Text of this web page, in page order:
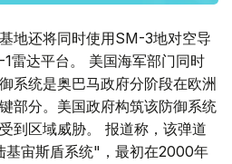
地还将同时使用SM-3地对空导
雷达平台。 美国海军部门同时
系统是奥巴马政府分阶段在欧洲
部分。美国政府构筑该防御系统
到区域威胁。 报道称，该弹道
基宙斯盾系统"，最初在2000年